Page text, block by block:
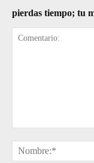
pierdas tiempo; tu